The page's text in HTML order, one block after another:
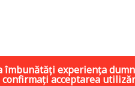
îmbunătăți experiența
acceptarea